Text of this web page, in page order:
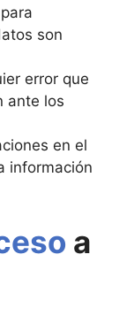
son
error que
ante los
en el
información
a